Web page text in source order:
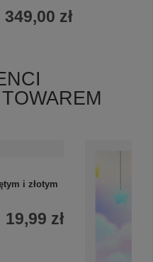
349,00 zł
i złotym
19,99 zł